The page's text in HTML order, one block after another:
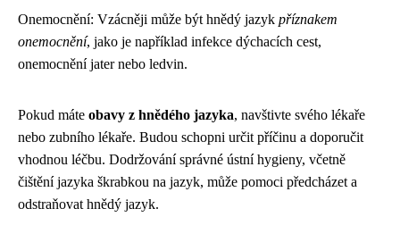
Onemocnění: Vzácněji může být hnědý jazyk příznakem
onemocnění, jako je například infekce dýchacích cest,
onemocnění jater nebo ledvin.
Pokud máte obavy z hnědého jazyka, navštivte svého lékaře
nebo zubního lékaře. Budou schopni určit příčinu a doporučit
vhodnou léčbu. Dodržování správné ústní hygieny, včetně
čištění jazyka škrabkou na jazyk, může pomoci předcházet a
odstraňovat hnědý jazyk.